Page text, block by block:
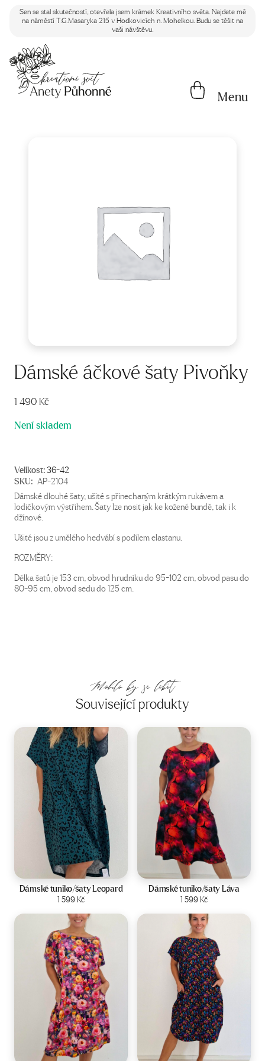
Sen se stal skutečností, otevřela jsem krámek Kreativního světa. Najdete mě
na náměstí T.G.Masaryka 215 v Hodkovicích n. Mohelkou. Budu se těšit na
vaši návštěvu.
Menu
Dámské áčkové šaty Pivoňky
1 490 Kč
Není skladem
Velikost:36-42
SKU: AP-2104
Dámské dlouhé šaty, ušité s přinechaným krátkým rukávem a
lodičkovým výstřihem. Šaty lze nosit jak ke kožené bundě, tak i k
džínové.
Ušité jsou z umělého hedvábí s podílem elastanu.
ROZMĚRY:
Délka šatů je 153 cm, obvod hrudníku do 95-102 cm, obvod pasu do
80-95 cm, obvod sedu do 125 cm.
Mohlo by se líbit
Související produkty
Velikost:44-50
Dámské tuniko/šaty Leopard
1 599Kč
Zobrazit produkt
Velikost: 44-50
Dámské tuniko/šaty Láva
1 599Kč
Zobrazit produkt
Velikost:44-50 Velikost:44-50